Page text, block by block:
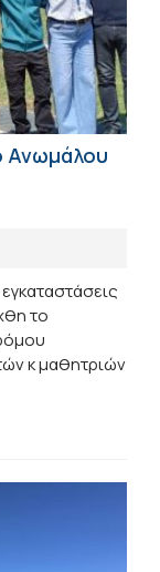
Ανωμάλου
το
κ μαθητριών